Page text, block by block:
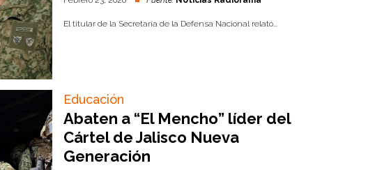
El titular de la Secretaría de la Defensa Nacional relató...
Educación
Abaten a “El Mencho” líder del
Cártel de Jalisco Nueva
Generación